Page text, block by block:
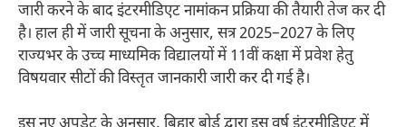
जारी करने के बाद इंटरमीडिएट नामांकन प्रक्रिया की तैयारी तेज कर दी
है। हाल ही में जारी सूचना के अनुसार, सत्र 2025–2027 के लिए
राज्यभर के उच्च माध्यमिक विद्यालयों में 11वीं कक्षा में प्रवेश हेतु
विषयवार सीटों की विस्तृत जानकारी जारी कर दी गई है।